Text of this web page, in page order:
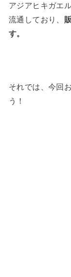
アジアヒキガエ
流通しており、
す。
それでは、今回
う！